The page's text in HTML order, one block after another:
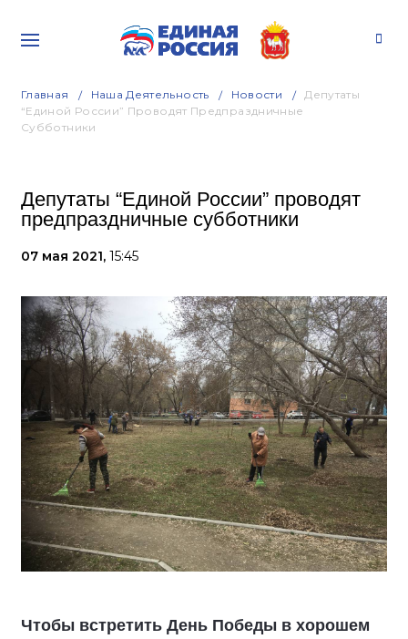
Главная Наша Деятельность Новости
Депутаты
“Единой России” Проводят Предпраздничные
Субботники
Депутаты “Единой России” проводят
предпраздничные субботники
07 мая 2021, 15:45
Чтобы встретить День Победы в хорошем